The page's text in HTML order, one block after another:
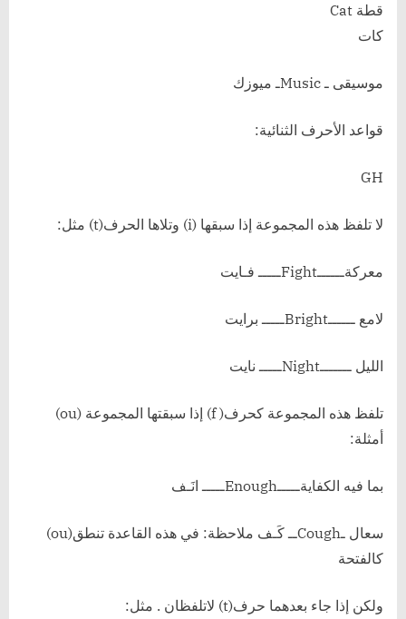
قطة Cat
كات
موسيقى ـ Musicـ ميوزك
قواعد الأحرف الثنائية:
GH
لا تلفظ هذه المجموعة إذا سبقها (i) وتلاها الحرف(t) مثل:
معركةــــــFightـــــ فـايت
لامع ــــــBrightـــــ برايت
الليل ـــــــNightـــــ نايت
تلفظ هذه المجموعة كحرف( f) إذا سبقتها المجموعة (ou)
أمثلة:
بما فيه الكفايةـــــEnoughـــــ انَـف
سعال ـCoughــ كَـف ملاحظة: في هذه القاعدة تنطق(ou)
كالفتحة
ولكن إذا جاء بعدهما حرف(t) لاتلفظان . مثل: